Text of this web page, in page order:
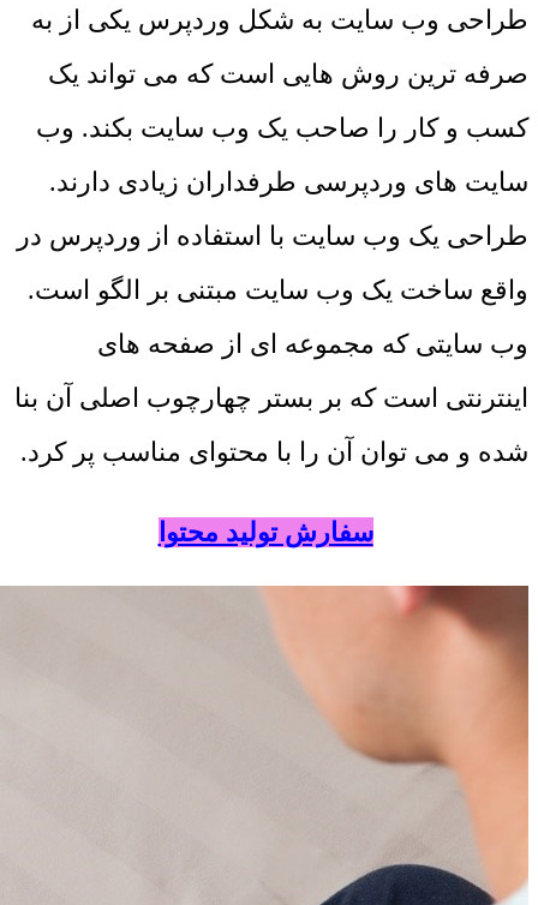
طراحی وب سایت به شکل وردپرس یکی از به
صرفه ترین روش هایی است که می تواند یک
کسب و کار را صاحب یک وب سایت بکند. وب
سایت های وردپرسی طرفداران زیادی دارند.
طراحی یک وب سایت با استفاده از وردپرس در
واقع ساخت یک وب سایت مبتنی بر الگو است.
وب سایتی که مجموعه ای از صفحه های
اینترنتی است که بر بستر چهارچوب اصلی آن بنا
شده و می توان آن را با محتوای مناسب پر کرد.
سفارش تولید محتوا